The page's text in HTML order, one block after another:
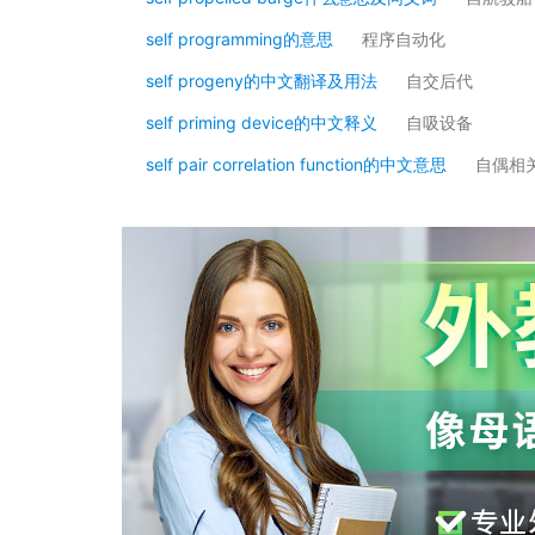
self programming的意思 程序自动化
self progeny的中文翻译及用法 自交后代
self priming device的中文释义 自吸设备
self pair correlation function的中文意思 自偶相